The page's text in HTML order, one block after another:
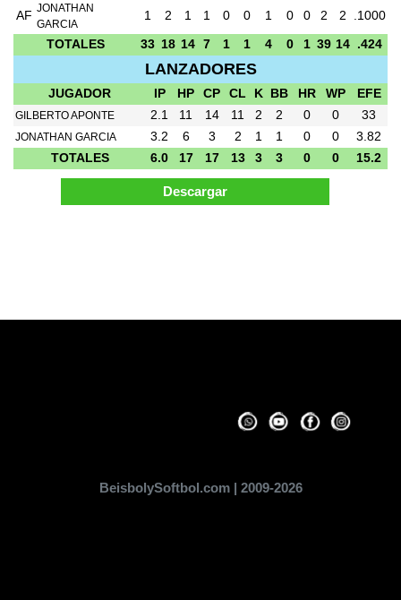
AF
JONATHAN
GARCIA
1 2 1 1 0 0 1 0 0 2 2 .1000
TOTALES 33 18 14 7 1 1 4 0 1 39 14 .424
LANZADORES
JUGADOR IP HP CP CL K BB HR WP EFE
GILBERTO APONTE 2.1 11 14 11 2 2 0 0 33
JONATHAN GARCIA 3.2 6 3 2 1 1 0 0
3.82
TOTALES
6.0 17 17 13 3 3 0 0 15.2
BeisbolySoftbol.com | 2009-2026